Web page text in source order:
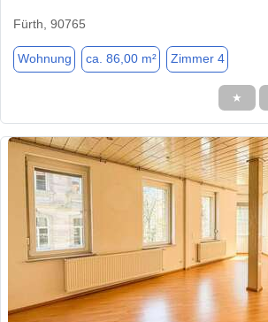
Fürth, 90765
Wohnung ca. 86,00 m² Zimmer 4
★